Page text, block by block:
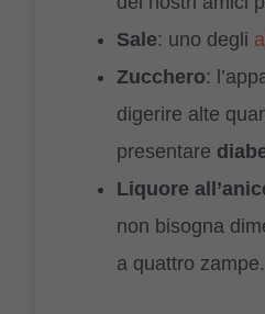
Sale: uno degli
Zucchero:
digerire alte
presentare
Liquore
non bisogna
a quattro zampe.